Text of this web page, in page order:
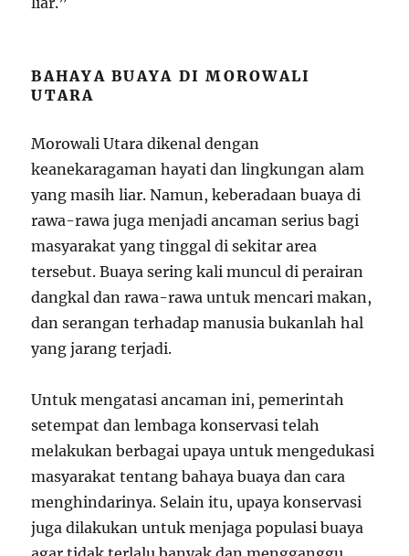
BAHAYA BUAYA DI MOROWALI
UTARA
Morowali Utara dikenal dengan
keanekaragaman hayati dan lingkungan alam
yang masih liar. Namun, keberadaan buaya di
rawa-rawa juga menjadi ancaman serius bagi
masyarakat yang tinggal di sekitar area
tersebut. Buaya sering kali muncul di perairan
dangkal dan rawa-rawa untuk mencari makan,
dan serangan terhadap manusia bukanlah hal
yang jarang terjadi.
Untuk mengatasi ancaman ini, pemerintah
setempat dan lembaga konservasi telah
melakukan berbagai upaya untuk mengedukasi
masyarakat tentang bahaya buaya dan cara
menghindarinya. Selain itu, upaya konservasi
juga dilakukan untuk menjaga populasi buaya